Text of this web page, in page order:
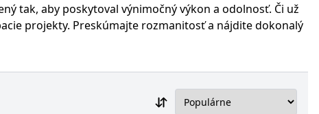
tak, aby poskytoval výnimočný výkon a odolnosť. Či už
projekty. Preskúmajte rozmanitosť a nájdite dokonalý